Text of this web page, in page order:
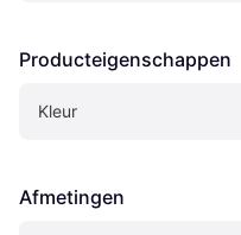
Producteigenschappen
Kleur
Afmetingen